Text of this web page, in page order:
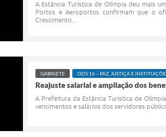
A Estância Turística de Olímpia deu mais
Portos e Aeroportos confirmam que o
Crescimento...
GABINETE ODS 16 – PAZ, JUSTIÇA E
Reajuste salarial e ampliação dos
A Prefeitura da Estância Turística de
vencimentos e salários dos servidores